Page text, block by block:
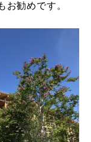
お勧めです。